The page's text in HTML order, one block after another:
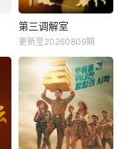
特别的台湾
第三调解室
张嘉益
第三调解室，说
法，说理，说亲
情。第三调解室是
国内第一档具有法
律效力的排解矛
第三调解室
更新至20260809期